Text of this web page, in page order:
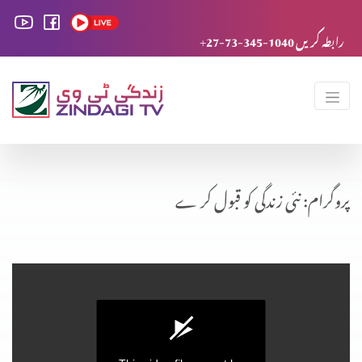
+27-73-345-1040 رابطہ کریں
پروگرام: نئی زندگی کو قبول کر ے